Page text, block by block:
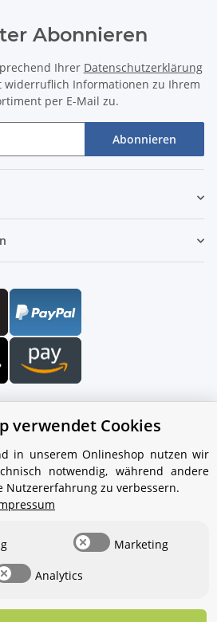
Abonnieren
Ihrer Datenschutzerklärung
widerruflich Informationen zu Ihrem
per E-Mail zu.
Abonnieren
willkommen
Wie darf ich
verwendet Cookies
in unserem Onlineshop nutzen wir
notwendig, während andere
Nutzererfahrung zu verbessern.
Marketing
Analytics